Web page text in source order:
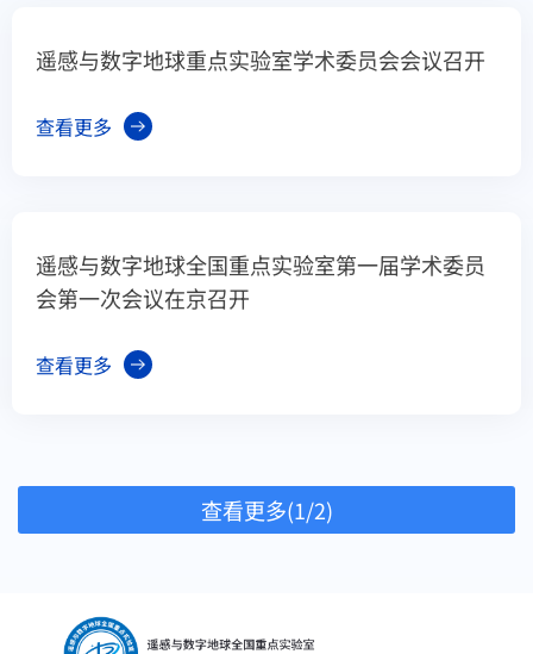
遥感与数字地球重点实验室学术委员会会议召开
查看更多
遥感与数字地球全国重点实验室第一届学术委员
会第一次会议在京召开
查看更多
查看更多(1/2)